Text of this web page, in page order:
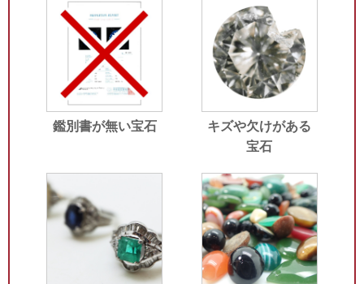
鑑別書が無い宝石
キズや欠けがある
宝石